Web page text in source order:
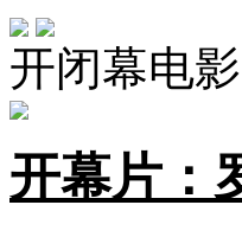
开闭幕电影
开幕片：